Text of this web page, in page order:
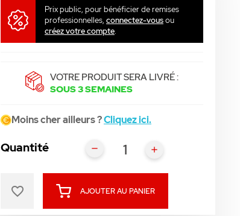
Prix public, pour bénéficier de remises
professionnelles, connectez-vousou
créez votre compte.
VOTRE PRODUIT SERA LIVRÉ :
SOUS 3 SEMAINES
Moins cher ailleurs ?Cliquez ici.
Quantité
AJOUTER AU PANIER
favorite_border